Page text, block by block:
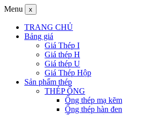
Menu x
TRANG CHỦ
Bảng giá
Giá Thép I
Giá thép H
Giá thép U
Giá Thép Hộp
Sản phẩm thép
THÉP ỐNG
Ống thép mạ kẽm
Ống thép hàn đen